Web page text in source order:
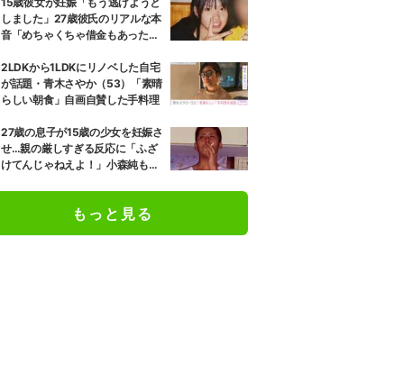
しました」27歳彼氏のリアルな本
音「めちゃくちゃ借金もあったの
2LDKから1LDKにリノベした自宅
が話題・青木さやか（53）「素晴
らしい朝食」自画自賛した手料理
27歳の息子が15歳の少女を妊娠さ
せ…親の厳しすぎる反応に「ふざ
けてんじゃねえよ！」小森純も怒
もっと見る